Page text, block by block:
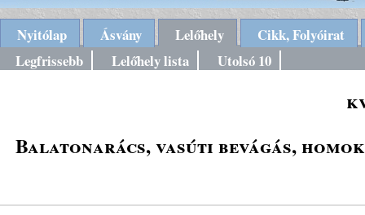
Nyitólap Ásvány Lelőhely
Cikk, Folyóirat
Legfrissebb
Lelőhely lista Utolsó 10
Balatonarács, vasúti bevágás,